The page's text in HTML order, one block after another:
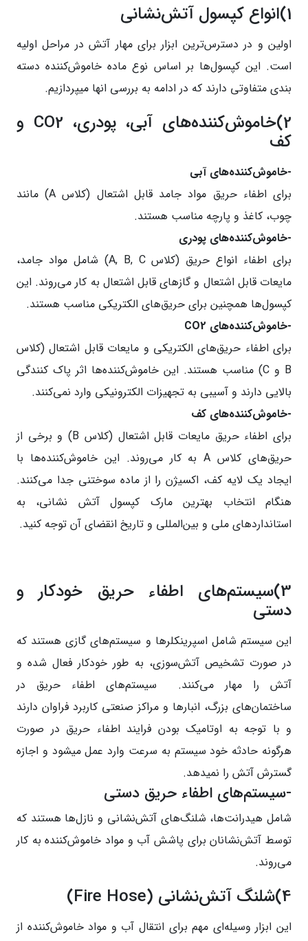
1)انواع کپسول آتش‌نشانی
اولین و در دسترس‌ترین ابزار برای مهار آتش در مراحل اولیه
است. این کپسول‌ها بر اساس نوع ماده خاموش‌کننده دسته
بندی متفاوتی دارند که در ادامه به بررسی انها میپردازیم.
2)خاموش‌کننده‌های آبی، پودری، CO2 و
کف
-خاموش‌کننده‌های آبی
برای اطفاء حریق مواد جامد قابل اشتعال (کلاس A) مانند
چوب، کاغذ و پارچه مناسب هستند.
-خاموش‌کننده‌های پودری
برای اطفاء انواع حریق (کلاس A, B, C) شامل مواد جامد،
مایعات قابل اشتعال و گازهای قابل اشتعال به کار می‌روند. این
کپسول‌ها همچنین برای حریق‌های الکتریکی مناسب هستند.
-خاموش‌کننده‌های CO2
برای اطفاء حریق‌های الکتریکی و مایعات قابل اشتعال (کلاس
B و C) مناسب هستند. این خاموش‌کننده‌ها اثر پاک کنندگی
بالایی دارند و آسیبی به تجهیزات الکترونیکی وارد نمی‌کنند.
-خاموش‌کننده‌های کف
برای اطفاء حریق مایعات قابل اشتعال (کلاس B) و برخی از
حریق‌های کلاس A به کار می‌روند. این خاموش‌کننده‌ها با
ایجاد یک لایه کف، اکسیژن را از ماده سوختنی جدا می‌کنند.
هنگام انتخاب بهترین مارک کپسول آتش‌ نشانی، به
استانداردهای ملی و بین‌المللی و تاریخ انقضای آن توجه کنید.
3)سیستم‌های اطفاء حریق خودکار و
دستی
این سیستم شامل اسپرینکلرها و سیستم‌های گازی هستند که
در صورت تشخیص آتش‌سوزی، به طور خودکار فعال شده و
آتش را مهار می‌کنند. سیستم‌های اطفاء حریق در
ساختمان‌های بزرگ، انبارها و مراکز صنعتی کاربرد فراوان دارند
و با توجه به اوتامیک بودن فرایند اطفاء حریق در صورت
هرگونه حادثه خود سیستم به سرعت وارد عمل میشود و اجازه
گسترش آتش را نمیدهد.
-سیستم‌های اطفاء حریق دستی
شامل هیدرانت‌ها، شلنگ‌های آتش‌نشانی و نازل‌ها هستند که
توسط آتش‌نشانان برای پاشش آب و مواد خاموش‌کننده به کار
می‌روند.
4)شلنگ آتش‌نشانی (Fire Hose)
این ابزار وسیله‌ای مهم برای انتقال آب و مواد خاموش‌کننده از